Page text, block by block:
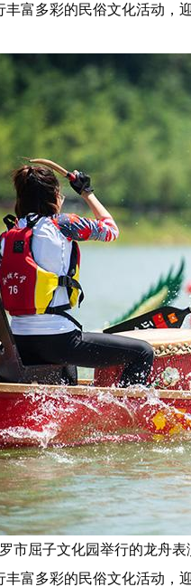
丰富多彩的民俗文化活动，
市屈子文化园举行的龙舟
丰富多彩的民俗文化活动，